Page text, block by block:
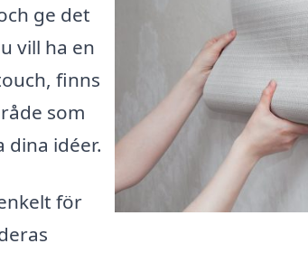
ge det
vill ha en
finns
som
dina idéer.
för